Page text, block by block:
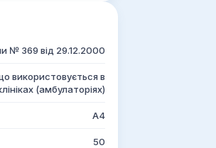
№ 369 від 29.12.2000
використовується в
(амбулаторіях)
А4
50